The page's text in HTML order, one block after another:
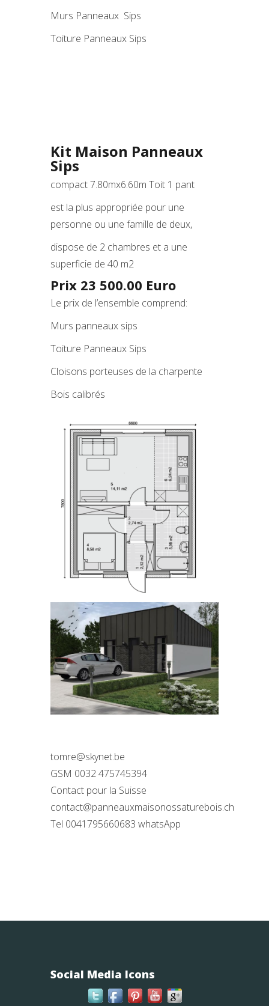
Murs Panneaux Sips
Toiture Panneaux Sips
Kit Maison Panneaux
Sips
compact 7.80mx6.60m Toit 1 pant
est la plus appropriée pour une
personne ou une famille de deux,
dispose de 2 chambres et a une
superficie de 40 m2
Prix 23 500.00 Euro
Le prix de l’ensemble comprend:
Murs panneaux sips
Toiture Panneaux Sips
Cloisons porteuses de la charpente
Bois calibrés
tomre@skynet.be
GSM 0032 475745394
Contact pour la Suisse
contact@panneauxmaisonossaturebois.ch
Tel 0041795660683 whatsApp
Social Media Icons